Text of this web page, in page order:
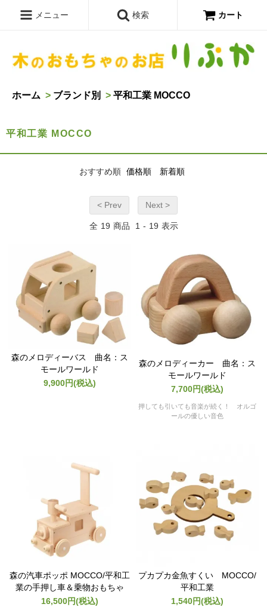
メニュー 検索 カート
ホーム > ブランド別 > 平和工業 MOCCO
平和工業 MOCCO
おすすめ順 価格順 新着順
< Prev Next >
全 19 商品 1 - 19 表示
森のメロディーバス 曲名：ス
モールワールド
9,900円(税込)
森のメロディーカー 曲名：ス
モールワールド
7,700円(税込)
押しても引いても音楽が続く！ オルゴ
ールの優しい音色
森の汽車ポッポ MOCCO/平和工
業の手押し車＆乗物おもちゃ
16,500円(税込)
プカプカ金魚すくい MOCCO/
平和工業
1,540円(税込)